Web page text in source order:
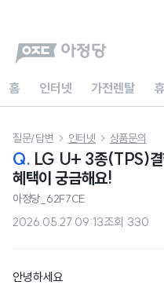
홈 인터넷 가전렌탈
질문/답변  인터넷  상품문의
Q. LG U+ 3종(TPS)결
혜택이 궁금해요!
아정당_62F7CE
2026.05.27 09:13조회 330
안녕하세요